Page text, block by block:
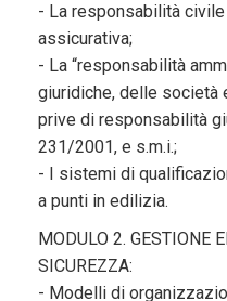
- La responsabilità
assicurativa;
- La “responsabilità
giuridiche, delle società
prive di responsabilità
231/2001, e s.m.i.;
- I sistemi di
a punti in edilizia.
MODULO 2. GESTIONE
SICUREZZA:
- Modelli di